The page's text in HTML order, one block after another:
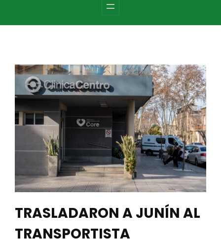
TRASLADARON A JUNÍN AL
TRANSPORTISTA